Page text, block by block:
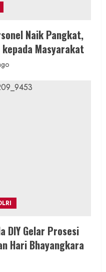
Naik Pangkat,
Masyarakat
DIY Gelar Prosesi
Hari Bhayangkara